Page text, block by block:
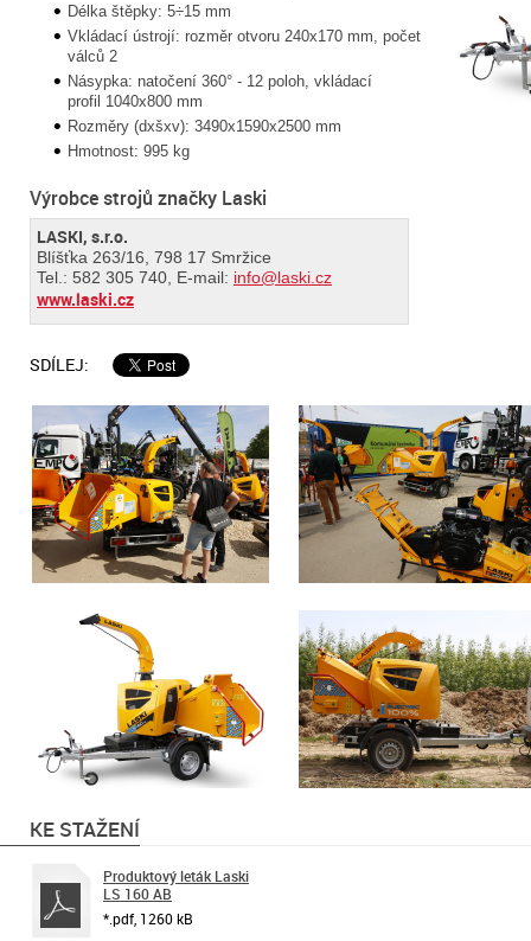
Délka štěpky: 5÷15 mm
Vkládací ústrojí: rozměr otvoru 240x170 mm, počet
válců 2
Násypka: natočení 360° - 12 poloh, vkládací
profil 1040x800 mm
Rozměry (dxšxv): 3490x1590x2500 mm
Hmotnost: 995 kg
Výrobce strojů značky Laski
LASKI, s.r.o.
Blíšťka 263/16, 798 17 Smržice
Tel.: 582 305 740, E-mail: info@laski.cz
www.laski.cz
SDÍLEJ:
KE STAŽENÍ
Produktový leták Laski
LS 160 AB
*.pdf, 1260 kB